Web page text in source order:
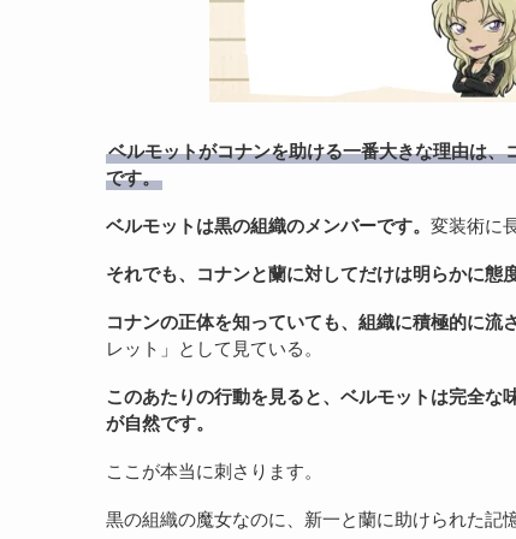
ベルモットがコナンを助ける一番大きな理由は
です。
ベルモットは黒の組織のメンバーです。 変装術に
それでも、コナンと蘭に対してだけは明らかに態
コナンの正体を知っていても、組織に積極的に流
レット」として見ている。
このあたりの行動を見ると、ベルモットは完全
が自然です。
ここが本当に刺さります。
黒の組織の魔女なのに、新一と蘭に助けられた記